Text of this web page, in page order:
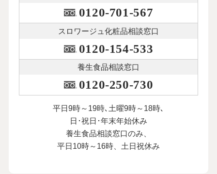
0120-701-567
スロワージュ化粧品相談窓口
0120-154-533
養生食品相談窓口
0120-250-730
平日9時～19時､土曜9時～18時､
日･祝日･年末年始休み
養生食品相談窓口のみ、
平日10時～16時、土日祝休み